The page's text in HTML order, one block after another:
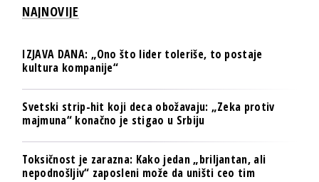
NAJNOVIJE
IZJAVA DANA: „Ono što lider toleriše, to postaje
kultura kompanije“
Svetski strip-hit koji deca obožavaju: „Zeka protiv
majmuna“ konačno je stigao u Srbiju
Toksičnost je zarazna: Kako jedan „briljantan, ali
nepodnošljiv“ zaposleni može da uništi ceo tim